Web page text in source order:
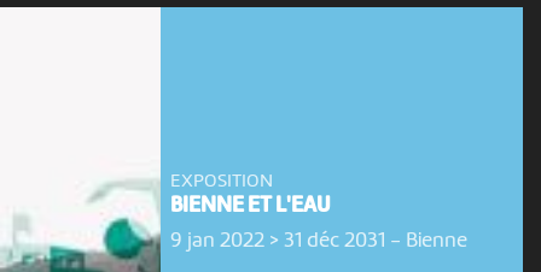
EXPOSITION
BIENNE ET L'EAU
9 jan 2022 > 31 déc 2031 - Bienne